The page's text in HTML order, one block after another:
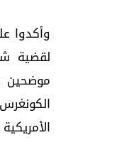
وأكدوا
لقضية
موضحين